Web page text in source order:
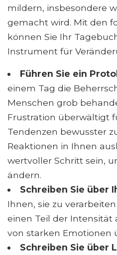
mildern, insbesondere
gemacht wird. Mit den
können Sie Ihr
Instrument für
Führen Sie ein
einem Tag die
Menschen grob
Frustration überwältigt
Tendenzen bewusster
Reaktionen in Ihnen
wertvoller Schritt sein,
ändern.
Schreiben Sie über
Ihnen, sie zu
einen Teil der Intensität
von starken Emotionen
Schreiben Sie über